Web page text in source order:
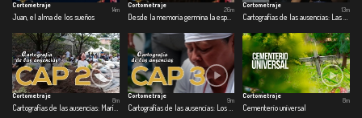
Cortometraje
Juan, el alma de los sueños
14m
Cortometraje
Desde la memoria germina la esperanza
26m
Cortometraje
Cartografías de las ausencias: Las Bedoya
13m
Cortometraje
8m
Cortometraje
9m
Cortometraje
Cementerio universal
8m